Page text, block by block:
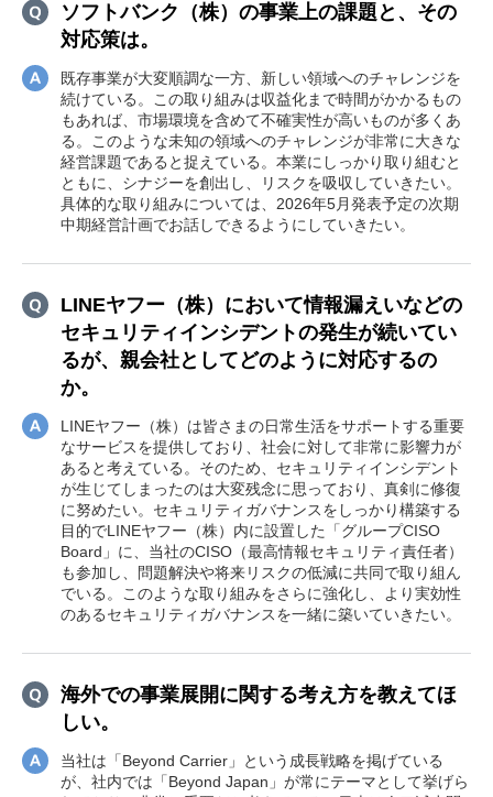
ソフトバンク（株）の事業上の課題と、その
対応策は。
既存事業が大変順調な一方、新しい領域へのチャレンジを
続けている。この取り組みは収益化まで時間がかかるもの
もあれば、市場環境を含めて不確実性が高いものが多くあ
る。このような未知の領域へのチャレンジが非常に大きな
経営課題であると捉えている。本業にしっかり取り組むと
ともに、シナジーを創出し、リスクを吸収していきたい。
具体的な取り組みについては、2026年5月発表予定の次期
中期経営計画でお話しできるようにしていきたい。
LINEヤフー（株）において情報漏えいなどの
セキュリティインシデントの発生が続いてい
るが、親会社としてどのように対応するの
か。
LINEヤフー（株）は皆さまの日常生活をサポートする重要
なサービスを提供しており、社会に対して非常に影響力が
あると考えている。そのため、セキュリティインシデント
が生じてしまったのは大変残念に思っており、真剣に修復
に努めたい。セキュリティガバナンスをしっかり構築する
目的でLINEヤフー（株）内に設置した「グループCISO
Board」に、当社のCISO（最高情報セキュリティ責任者）
も参加し、問題解決や将来リスクの低減に共同で取り組ん
でいる。このような取り組みをさらに強化し、より実効性
のあるセキュリティガバナンスを一緒に築いていきたい。
海外での事業展開に関する考え方を教えてほ
しい。
当社は「Beyond Carrier」という成長戦略を掲げている
が、社内では「Beyond Japan」が常にテーマとして挙げら